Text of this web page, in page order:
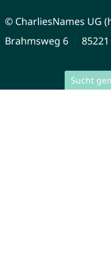
Sucht
© CharliesNames UG
Brahmsweg 6